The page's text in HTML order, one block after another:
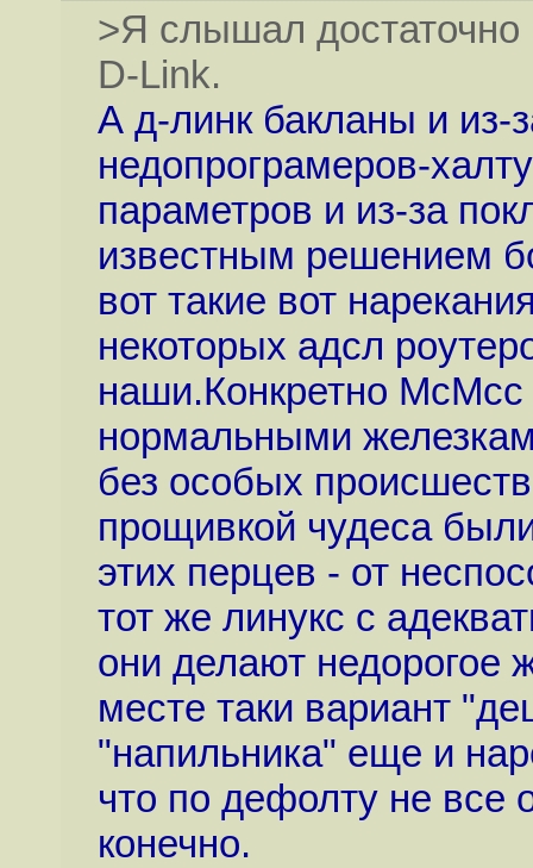
>Я слышал достаточно
D-Link.
А д-линк бакланы и из-
недопрограмеров-
параметров и из-за
известным решением
вот такие вот
некоторых адсл
наши.Конкретно
нормальными
без особых
прощивкой чудеса
этих перцев - от
тот же линукс с
они делают недорогое
месте таки вариант
"напильника" еще и
что по дефолту не все
конечно.